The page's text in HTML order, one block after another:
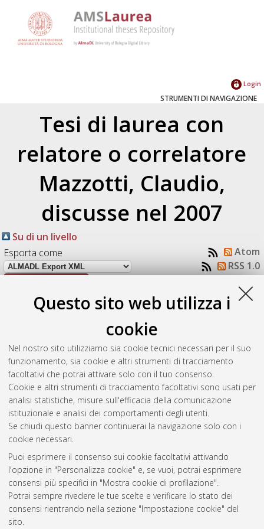
Questo sito web utilizza i
cookie
Nel nostro sito utilizziamo sia cookie tecnici necessari per il suo
funzionamento, sia cookie e altri strumenti di tracciamento
facoltativi che potrai attivare solo con il tuo consenso.
Cookie e altri strumenti di tracciamento facoltativi sono usati per
analisi statistiche, misure sull'efficacia della comunicazione
istituzionale e analisi dei comportamenti degli utenti.
Se chiudi questo banner continuerai la navigazione solo con i
cookie necessari.
Puoi esprimere il consenso sui cookie facoltativi attivando
l'opzione in "Personalizza cookie" e, se vuoi, potrai esprimere
consensi più specifici in "Mostra cookie di profilazione".
Potrai sempre rivedere le tue scelte e verificare lo stato dei
consensi rientrando nella sezione "Impostazione cookie" del
sito.
Login
STRUMENTI DI NAVIGAZIONE
Tesi di laurea con
relatore o correlatore
Mazzotti, Claudio,
discusse nel 2007
Su di un livello
Esporta come
Atom
RSS 1.0
Raggruppa per:Autore della tesi | Tipologia della tesi
|
Numero di documenti:1.
Cortesi, Filippo (2007)Studio sperimentale sulla durabilità di
incollaggi FRP-Calcestruzzo.[Laurea specialistica], Università di
Bologna, Corso di Studio inIngegneria civile [LS-DM509]
Questa lista e' stata generata ilFri Aug 7 10:01:52 2026 CEST
Atom
Rss 1.0
Rss 2.0